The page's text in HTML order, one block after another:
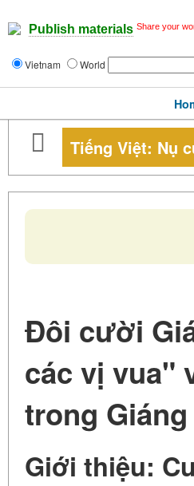
Publish materials Share your
Vietnam World
Tiếng Việt: Nụ
Đôi cười
các vị vua"
trong
Giới thiệu: